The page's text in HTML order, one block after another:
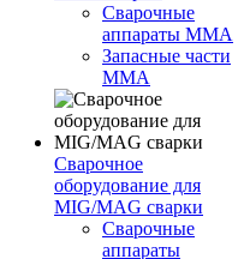
Сварочные
аппараты MMA
Запасные части
MMA
Сварочное
оборудование для
MIG/MAG сварки
Сварочные
аппараты